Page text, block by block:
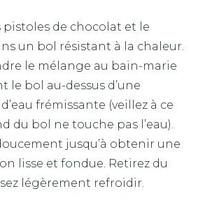
pistoles de chocolat et le
un bol résistant à la chaleur.
le mélange au bain-marie
le bol au-dessus d’une
frémissante (veillez à ce
du bol ne touche pas l’eau).
jusqu’à obtenir une
lisse et fondue. Retirez du
légèrement refroidir.